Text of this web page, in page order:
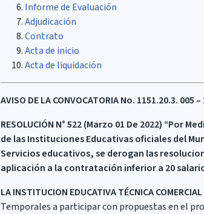
Informe de Evaluación
Adjudicación
Contrato
Acta de inicio
Acta de liquidación
AVISO DE LA CONVOCATORIA No. 1151.20.3. 005
RESOLUCIÓN N° 522 (Marzo 01 De 2022) “Por
de las Instituciones Educativas oficiales del
Servicios educativos, se derogan las
aplicación a la contratación inferior a 20
LA INSTITUCION EDUCATIVA TÉCNICA
Temporales a participar con propuestas en el